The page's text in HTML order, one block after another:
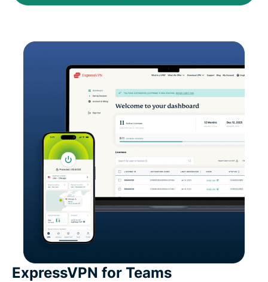
ExpressVPN for Teams